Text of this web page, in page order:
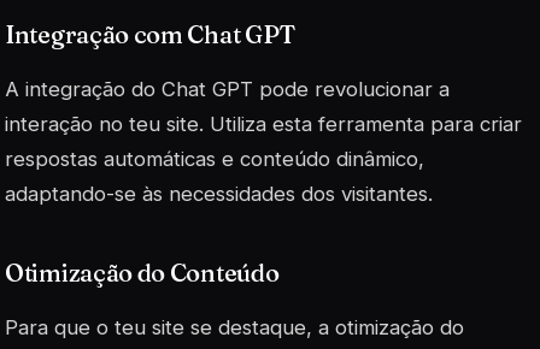
Integração com Chat GPT
A integração do Chat GPT pode revolucionar a
interação no teu site. Utiliza esta ferramenta para criar
respostas automáticas e conteúdo dinâmico,
adaptando-se às necessidades dos visitantes.
Otimização do Conteúdo
Para que o teu site se destaque, a otimização do